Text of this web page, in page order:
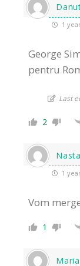
1
George
pentru
Last
2
1
Vom
1